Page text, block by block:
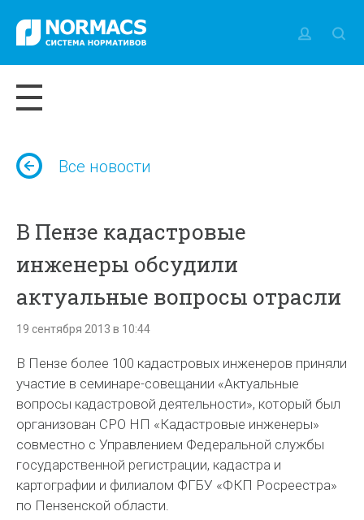
Все новости
В Пензе кадастровые
инженеры обсудили
актуальные вопросы отрасли
19 сентября 2013 в 10:44
В Пензе более 100 кадастровых инженеров приняли
участие в семинаре-совещании «Актуальные
вопросы кадастровой деятельности», который был
организован СРО НП «Кадастровые инженеры»
совместно с Управлением Федеральной службы
государственной регистрации, кадастра и
картографии и филиалом ФГБУ «ФКП Росреестра»
по Пензенской области.